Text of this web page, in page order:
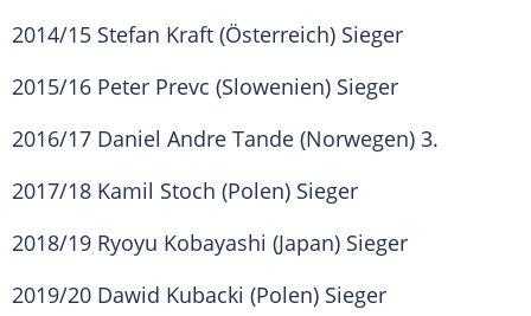
2014/15 Stefan Kraft (Österreich) Sieger
2015/16 Peter Prevc (Slowenien) Sieger
2016/17 Daniel Andre Tande (Norwegen) 3.
2017/18 Kamil Stoch (Polen) Sieger
2018/19 Ryoyu Kobayashi (Japan) Sieger
2019/20 Dawid Kubacki (Polen) Sieger